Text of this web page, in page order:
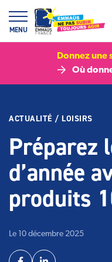
MENU
Donnez une
Où
ACTUALITÉ / LOISIRS
Préparez
d’année
produits
Le 10 décembre 2025
Partager
Panneau de gestion des